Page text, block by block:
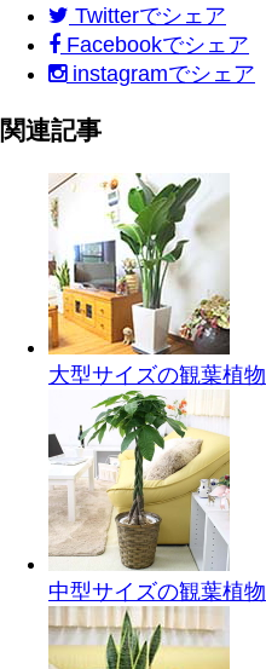
Twitterでシェア
Facebookでシェア
instagramでシェア
関連記事
大型サイズの観葉植物
中型サイズの観葉植物